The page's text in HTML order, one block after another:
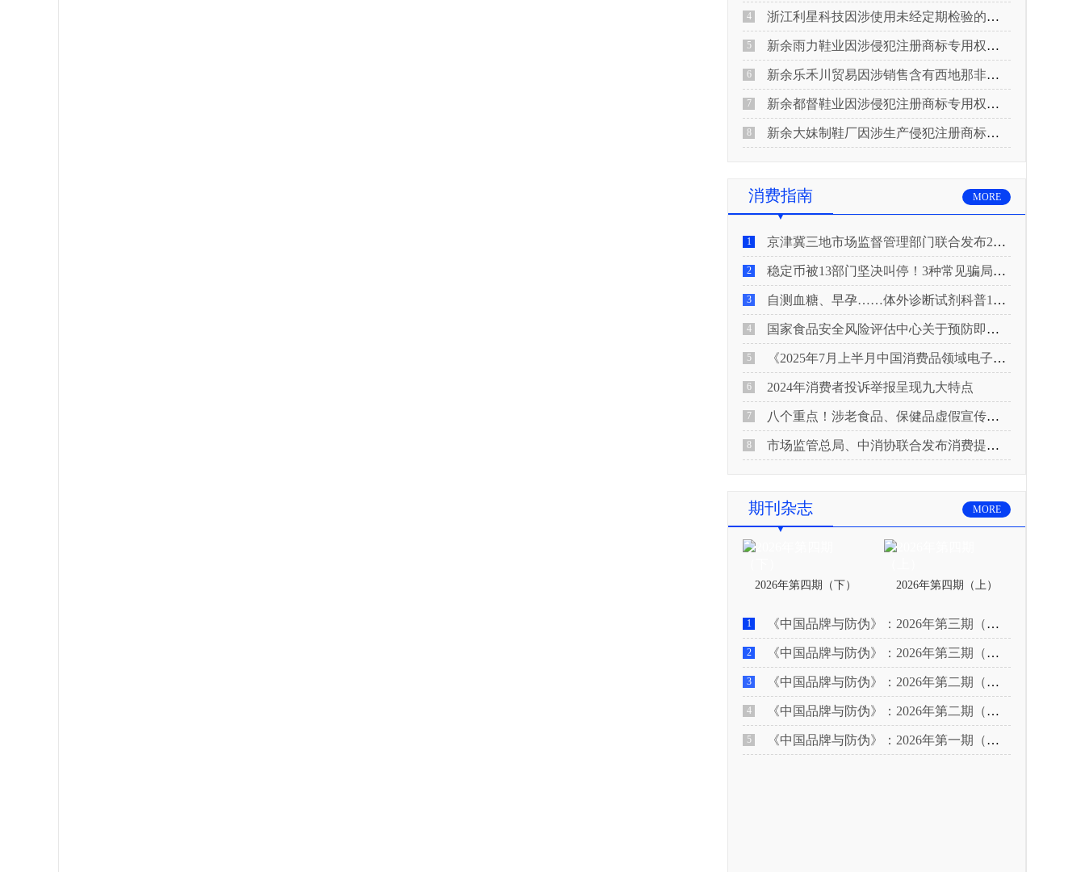
4 浙江利星科技因涉使用未经定期检验的压力管道被查
5 新余雨力鞋业因涉侵犯注册商标专用权被查
6 新余乐禾川贸易因涉销售含有西地那非的保健食品被查
7 新余都督鞋业因涉侵犯注册商标专用权被查
8 新余大妹制鞋厂因涉生产侵犯注册商标专用权的产品被查
消费指南 MORE
1 京津冀三地市场监督管理部门联合发布2026年春节期间消费提示
2 稳定币被13部门坚决叫停！3种常见骗局“套路”曝光
3 自测血糖、早孕……体外诊断试剂科普10问来了！建议收藏
4 国家食品安全风险评估中心关于预防即食真空包装肉制品肉毒中毒的风险提示
5 《2025年7月上半月中国消费品领域电子电器行业产品质量投诉分析报告》
6 2024年消费者投诉举报呈现九大特点
7 八个重点！涉老食品、保健品虚假宣传识别技巧
8 市场监管总局、中消协联合发布消费提示：关注检测报告：果蔬安全的“通行证”
期刊杂志 MORE
2026年第四期（下） 2026年第四期（上）
1 《中国品牌与防伪》：2026年第三期（下）
2 《中国品牌与防伪》：2026年第三期（上）
3 《中国品牌与防伪》：2026年第二期（下）
4 《中国品牌与防伪》：2026年第二期（上）
5 《中国品牌与防伪》：2026年第一期（下）